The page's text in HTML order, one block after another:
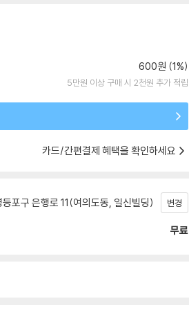
600원 (1%)
5만원 이상 구매 시 2천원 추가 적립
카드/간편결제 혜택을 확인하세요
포구 은행로 11(여의도동, 일신빌딩) 변경
무료